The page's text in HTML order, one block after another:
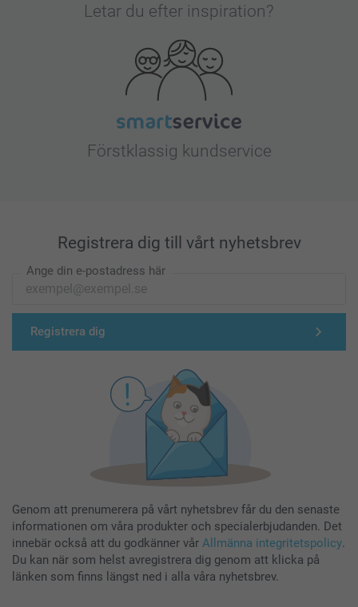
Letar du efter inspiration?
Förstklassig kundservice
Registrera dig till vårt nyhetsbrev
Ange din e-postadress här
Registrera dig
Genom att prenumerera på vårt nyhetsbrev får du den senaste
informationen om våra produkter och specialerbjudanden. Det
innebär också att du godkänner vår Allmänna integritetspolicy.
Du kan när som helst avregistrera dig genom att klicka på
länken som finns längst ned i alla våra nyhetsbrev.